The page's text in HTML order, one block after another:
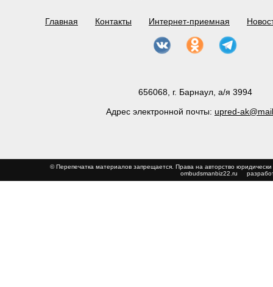
Главная Контакты Интернет-приемная
656068, г. Барнаул, а/я 3994
Адрес электронной почты: upred-
© Перепечатка материалов запрещается. Права на авторство
ombudsmanbiz22.ru